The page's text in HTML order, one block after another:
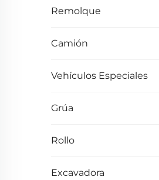
Remolque
Camión
Vehículos Especiales
Grúa
Rollo
Excavadora